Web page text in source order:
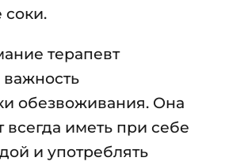
соки.
терапевт
обезвоживания. Она
всегда иметь при себе
и употреблять